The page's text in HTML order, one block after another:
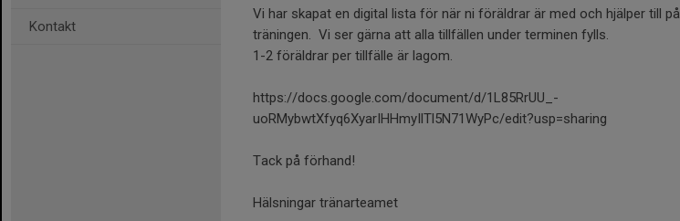
Kontakt
Vi har skapat en digital lista för när ni föräldrar är med och hjälper till på
träningen. Vi ser gärna att alla tillfällen under terminen fylls.
1-2 föräldrar per tillfälle är lagom.
https://docs.google.com/document/d/1L85RrUU_-
uoRMybwtXfyq6XyarIHHmyIlTl5N71WyPc/edit?usp=sharing
Tack på förhand!
Hälsningar tränarteamet